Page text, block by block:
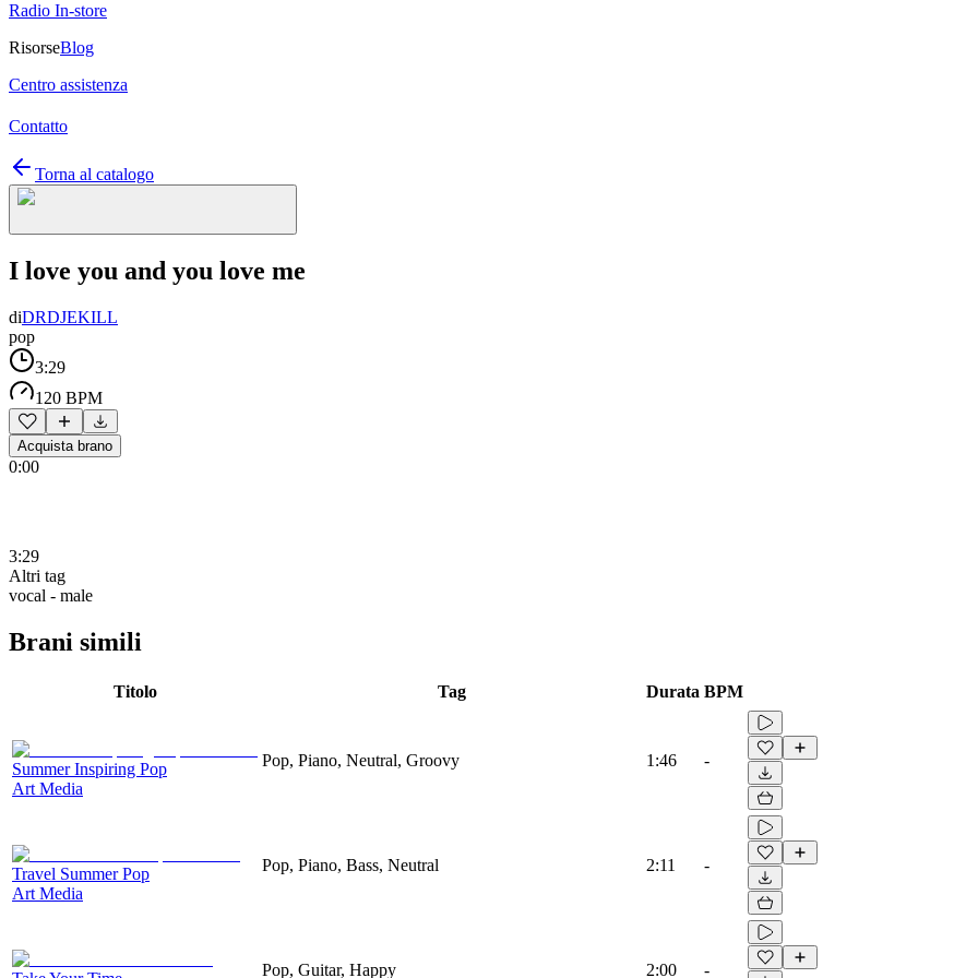
Radio In-store
RisorseBlog
Centro assistenza
Contatto
Torna al catalogo
I love you and you love me
diDRDJEKILL
pop
3:29
120 BPM
Acquista brano
0:00
3:29
Altri tag
vocal - male
Brani simili
Titolo Tag Durata BPM
Summer Inspiring Pop
Art Media
Pop, Piano, Neutral, Groovy 1:46 -
Travel Summer Pop
Art Media
Pop, Piano, Bass, Neutral 2:11 -
Pop, Guitar, Happy 2:00 -